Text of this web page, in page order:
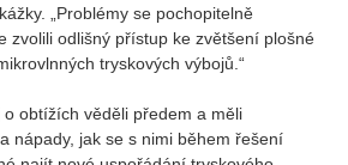
„Problémy se pochopitelně
zvolili odlišný přístup ke zvětšení plošné
tryskových výbojů.“
obtížích věděli předem a měli
nápady, jak se s nimi během řešení